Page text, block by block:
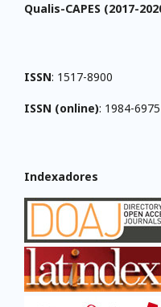
Qualis-CAPES (2017-
ISSN: 1517-8900
ISSN (online): 1984-6975
Indexadores